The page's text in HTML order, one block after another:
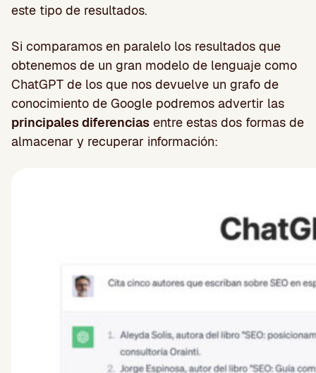
este tipo de resultados.
Si comparamos en paralelo los resultados que
obtenemos de un gran modelo de lenguaje como
ChatGPT de los que nos devuelve un grafo de
conocimiento de Google podremos advertir las
principales diferencias entre estas dos formas de
almacenar y recuperar información: